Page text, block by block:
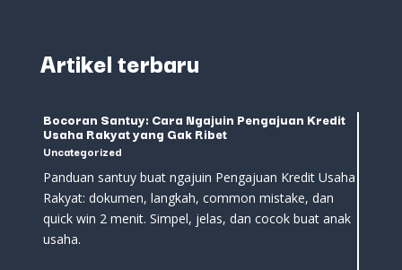
Artikel terbaru
Bocoran Santuy: Cara Ngajuin Pengajuan Kredit
Usaha Rakyat yang Gak Ribet
Uncategorized
Panduan santuy buat ngajuin Pengajuan Kredit Usaha
Rakyat: dokumen, langkah, common mistake, dan
quick win 2 menit. Simpel, jelas, dan cocok buat anak
usaha.